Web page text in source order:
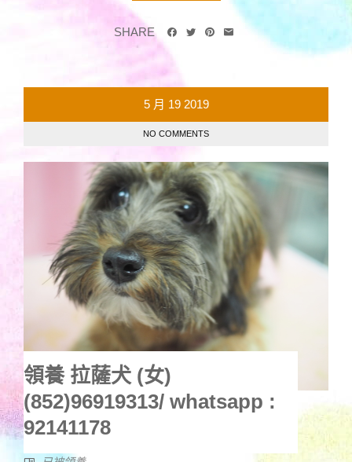
SHARE
5 月 19 2019
NO COMMENTS
領養 拉薩犬 (女)
(852)96919313/ whatsapp :
92141178